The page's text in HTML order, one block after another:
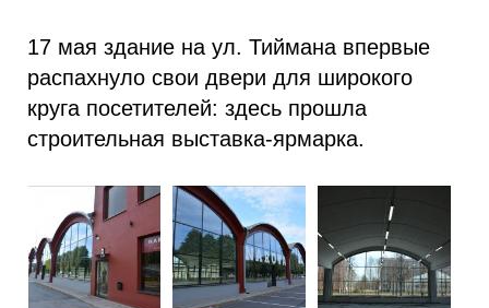
17 мая здание на ул. Тиймана впервые
распахнуло свои двери для широкого
круга посетителей: здесь прошла
строительная выставка-ярмарка.